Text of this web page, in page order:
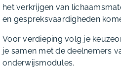
het verkrijgen van
en gespreksvaardigheden
Voor verdieping volg je
je samen met de deelnemers
onderwijsmodules.